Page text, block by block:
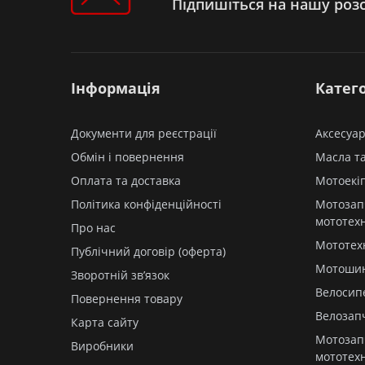
22D)
Мопед MUSSTANG ACTIVE MT
Мопед FORTE ALFA FT 110/125
Мопед FORTE ACTIVE FT 110/125
Мопед SPARK ALPHA SP 110/125
Квадроцикл ATV SHINERAY HARDY
200U (XY 150ST-3A)
Квадроцикл ATV SHARX 300
Квадроцикл ATV SHARX 250
Квадроцикл ATV SHARX 200
Квадроцикл ATV SEGWAY SNARLER
Квадроцикл ATV ORIX 125/150
Квадроцикл ATV ODES TERRAIN
Інформація
Документи для реєстрації
Обмін і повернення
Оплата та доставка
Політика конфіденційності
Про нас
Публічний договір (оферта)
Зворотній зв’язок
Повернення товару
Карта сайту
Виробники
Масла